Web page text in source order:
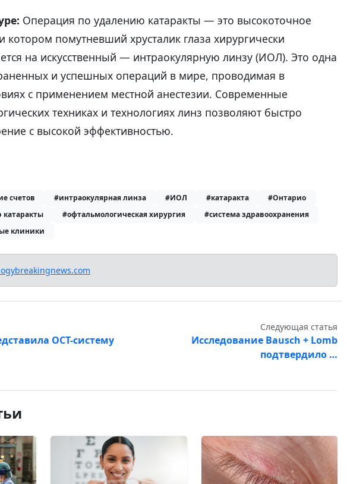
Операция по удалению катаракты — это высокоточное
котором помутневший хрусталик глаза хирургически
на искусственный — интраокулярную линзу (ИОЛ). Это одна
и успешных операций в мире, проводимая в
с применением местной анестезии. Современные
техниках и технологиях линз позволяют быстро
с высокой эффективностью.
счетов #интраокулярная линза #ИОЛ #катаракта
#Онтарио
катаракты
#офтальмологическая хирургия
#система здравоохранения
клиники
OCT-систему
Следующая статья
Исследование Bausch + Lomb
подтвердило …